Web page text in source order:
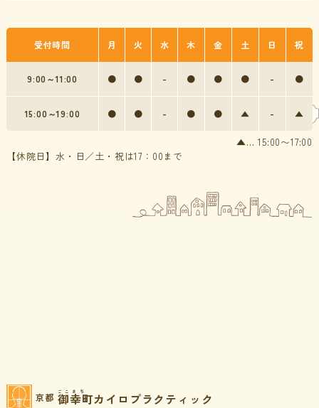
受付時間 月 火 水 木 金 土 日 祝
9:00～11:00 ● ● - ● ● ● - ●
15:00～19:00 ● ● - ● ● ▲ - ▲
▲… 15:00〜17:00
【休院日】水・日／土・祝は17：00まで
京都 ごこまち
御幸町カイロプラクティック